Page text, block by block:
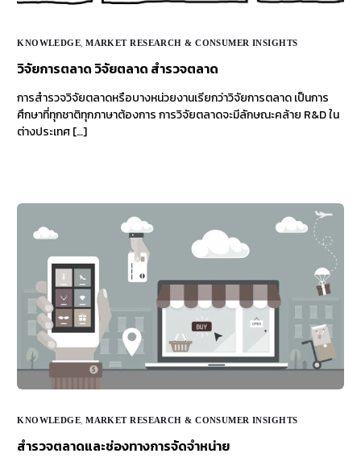
KNOWLEDGE ,MARKET RESEARCH & CONSUMER INSIGHTS
วิจัยการตลาด วิจัยตลาด สำรวจตลาด
การสำรวจวิจัยตลาดหรือบางหน่วยงานเรียกว่าวิจัยการตลาด เป็นการ
ศึกษาที่ทุกชาติทุกภาษาต้องการ การวิจัยตลาดจะมีลักษณะคล้าย R&D ใน
ต่างประเทศ […]
KNOWLEDGE ,MARKET RESEARCH & CONSUMER INSIGHTS
สำรวจตลาดและช่องทางการจัดจำหน่าย